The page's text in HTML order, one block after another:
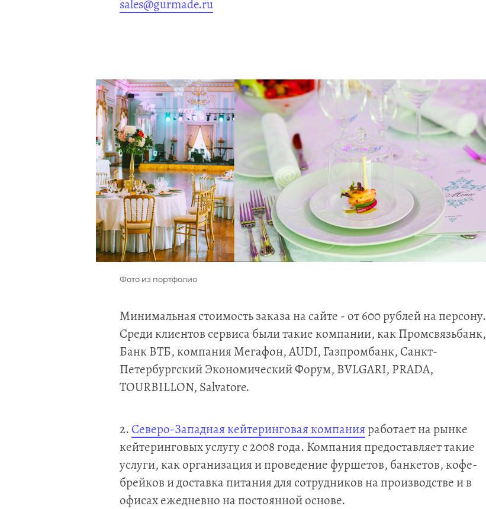
sales@gurmade.ru
Фото из портфолио
Минимальная стоимость заказа на сайте - от 600 рублей на персону.
Среди клиентов сервиса были такие компании, как Промсвязьбанк,
Банк ВТБ, компания Мегафон, AUDI, Газпромбанк, Санкт-
Петербургский Экономический Форум, BVLGARI, PRADA,
TOURBILLON, Salvatore.
2.Северо-Западная кейтеринговая компанияработает на рынке
кейтеринговых услугу с 2008 года. Компания предоставляет такие
услуги, как организация и проведение фуршетов, банкетов, кофе-
брейков и доставка питания для сотрудников на производстве и в
офисах ежедневно на постоянной основе.